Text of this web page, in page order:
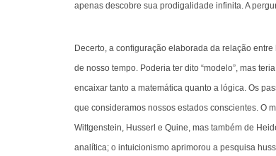
apenas descobre sua prodigalidade infinita. A
Decerto, a configuração elaborada da relação
de nosso tempo. Poderia ter dito “modelo”, mas
encaixar tanto a matemática quanto a lógica. Os
que consideramos nossos estados conscientes. O
Wittgenstein, Husserl e Quine, mas também de
analítica; o intuicionismo aprimorou a pesquisa